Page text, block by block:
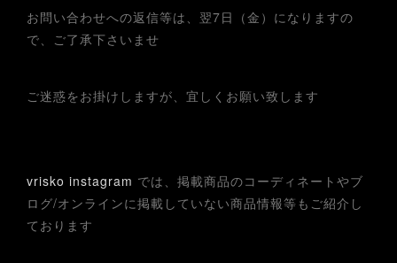
お問い合わせへの返信等は、翌7日（金）になりますの
で、ご了承下さいませ
ご迷惑をお掛けしますが、宜しくお願い致します
vrisko instagram では、掲載商品のコーディネートやブ
ログ/オンラインに掲載していない商品情報等もご紹介し
ております